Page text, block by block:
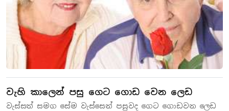
වැහි කාලෙන් පසු ගෙට ගොඩ වෙන ලෙඩ
වැස්සත් සමග සේම වැස්සෙන් පසුවද ගෙට ගොඩවන ලෙඩ